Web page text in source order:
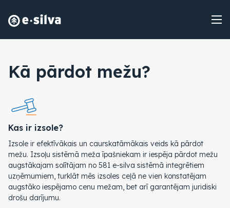
Kā pārdot mežu?
Kas ir izsole?
Izsole ir efektīvākais un caurskatāmākais veids kā pārdot
mežu. Izsoļu sistēmā meža īpašniekam ir iespēja pārdot mežu
augstākajam solītājam no 581 e-silva sistēmā integrētiem
uzņēmumiem, turklāt mēs izsoles ceļā ne vien konstatējam
augstāko iespējamo cenu mežam, bet arī garantējam juridiski
drošu darījumu.